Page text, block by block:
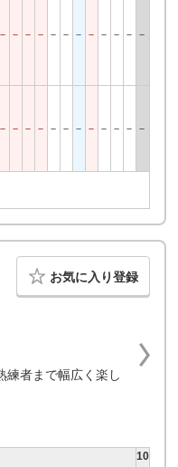
－ － － － － － － － － － － －
－ － － － － － － － － － － －
お気に入り登録
練者まで幅広く楽し
10